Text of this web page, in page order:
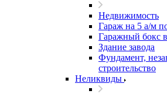
Недвижимость
Гараж на 5 а/м
Гаражный бокс
Здание завода
Фундамент,
строительство
Неликвиды